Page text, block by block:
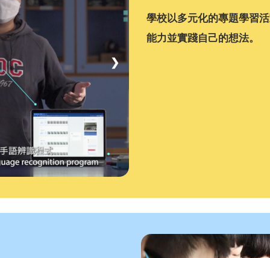
學校以多元化的專題學習
能力並實踐自己的想法。
❯